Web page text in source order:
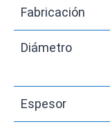
Fabricación
Diámetro
Espesor